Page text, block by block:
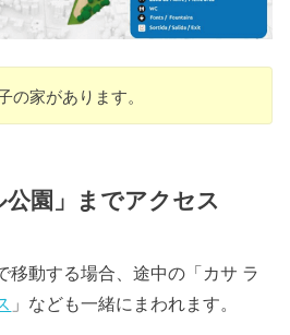
の家があります。
園」までアクセス
移動する場合、途中の「カサ ラ
」なども一緒にまわれます。